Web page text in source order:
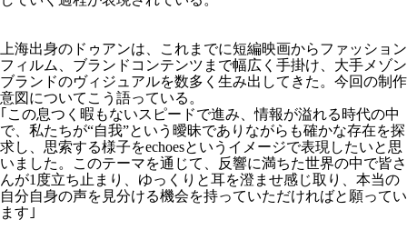
上海出身のドゥアンは、これまでに短編映画からファッション
フィルム、ブランドコンテンツまで幅広く手掛け、大手メゾン
ブランドのヴィジュアルを数多く生み出してきた。今回の制作
意図についてこう語っている。
｢この息つく暇もないスピードで進み、情報が溢れる時代の中
で、私たちが“自我”という曖昧でありながらも確かな存在を探
求し、思索する様子をechoesというイメージで表現したいと思
いました。このテーマを通じて、反響に満ちた世界の中で皆さ
んが1度立ち止まり、ゆっくりと耳を澄ませ感じ取り、本当の
自分自身の声を見分ける機会を持っていただければと願ってい
ます｣